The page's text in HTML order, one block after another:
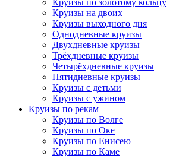
Круизы по золотому кольцу
Круизы на двоих
Круизы выходного дня
Однодневные круизы
Двухдневные круизы
Трёхдневные круизы
Четырёхдневные круизы
Пятидневные круизы
Круизы с детьми
Круизы с ужином
Круизы по рекам
Круизы по Волге
Круизы по Оке
Круизы по Енисею
Круизы по Каме